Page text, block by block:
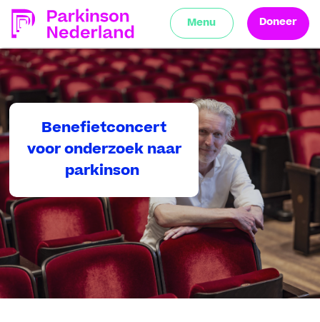
Menu Doneer
Benefietconcert
voor onderzoek naar
parkinson